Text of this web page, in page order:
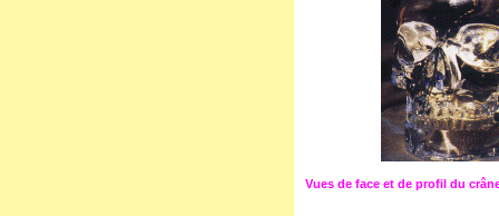
Vues de face et de profil du